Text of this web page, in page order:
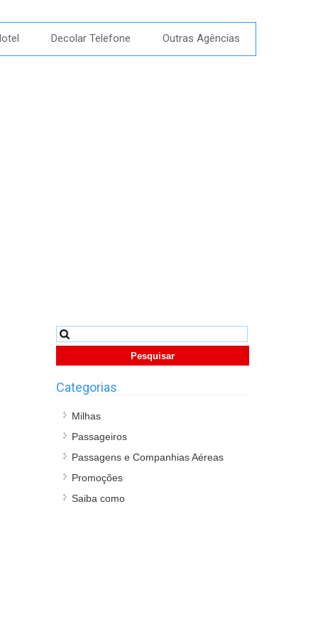
Decolar Telefone Outras Agências
Pesquisar
por:
Categorias
Milhas
Passageiros
Passagens e Companhias Aéreas
Promoções
Saiba como